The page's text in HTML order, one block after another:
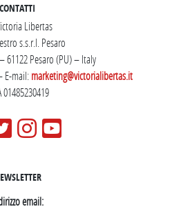
CONTATTI
Libertas
s.s.r.l. Pesaro
61122 Pesaro (PU) – Italy
mail:marketing@victorialibertas.it
01485230419
email: